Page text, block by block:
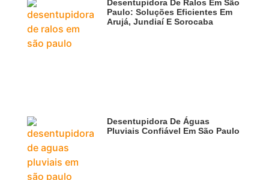
Desentupidora De Ralos Em São
Paulo: Soluções Eficientes Em
Arujá, Jundiaí E Sorocaba
Desentupidora De Águas
Pluviais Confiável Em São Paulo